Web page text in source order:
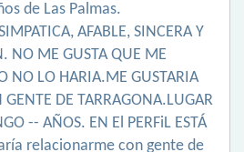
de Las Palmas.
AFABLE, SINCERA Y
NO ME GUSTA QUE ME
NO LO HARIA.ME GUSTARIA
DE TARRAGONA.LUGAR
-- AÑOS. EN El PERFiL ESTÁ
relacionarme con gente de